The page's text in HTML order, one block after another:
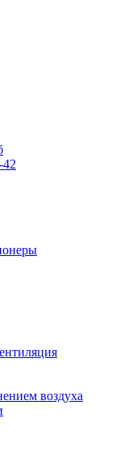
42
воздуха